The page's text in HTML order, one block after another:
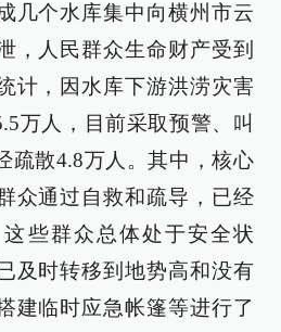
几个水库集中向横州市云
，人民群众生命财产受到
计，因水库下游洪涝灾害
万人，目前采取预警、叫
疏散4.8万人。其中，核心
众通过自救和疏导，已经
些群众总体处于安全状
及时转移到地势高和没有
建临时应急帐篷等进行了